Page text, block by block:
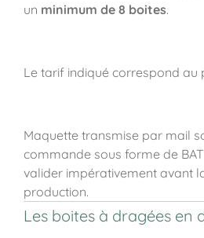
un minimum de 8 boites.
Le tarif indiqué correspond au
Maquette transmise par mail
commande sous forme de
valider impérativement avant
production.
Les boites à dragées en